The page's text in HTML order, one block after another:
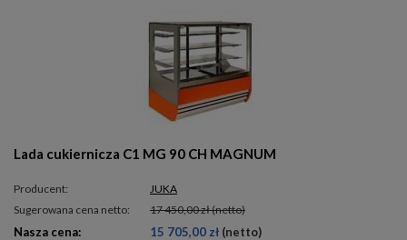
Lada cukiernicza C1 MG 90 CH MAGNUM
Producent:
JUKA
Sugerowana cena netto:
17 450,00 zł(netto)
Nasza cena: 15 705,00 zł (netto)